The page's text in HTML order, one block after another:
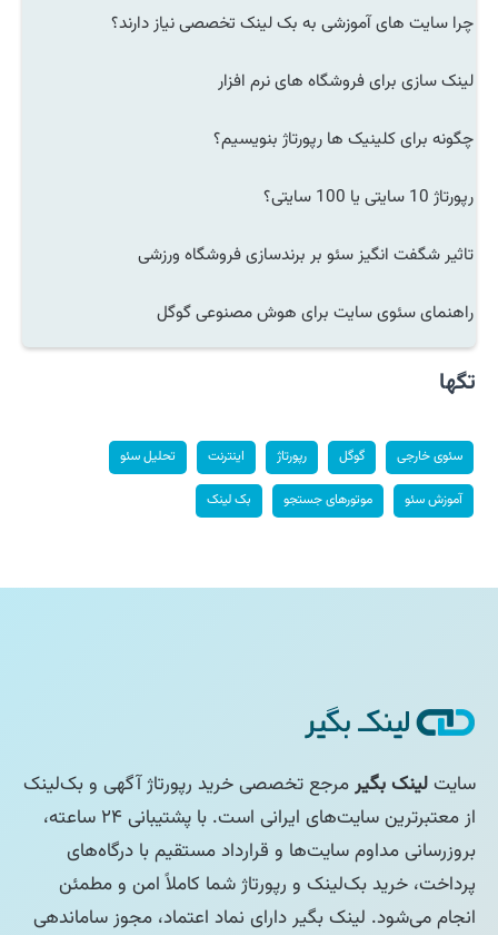
چرا سایت های آموزشی به بک لینک تخصصی نیاز دارند؟
لینک سازی برای فروشگاه های نرم افزار
چگونه برای کلینیک ها رپورتاژ بنویسیم؟
رپورتاژ 10 سایتی یا 100 سایتی؟
تاثیر شگفت انگیز سئو بر برندسازی فروشگاه ورزشی
راهنمای سئوی سایت برای هوش مصنوعی گوگل
تگها
سئوی خارجی گوگل رپورتاژ اینترنت تحلیل سئو
آموزش سئو موتورهای جستجو بک لینک
سایتلینک بگیرمرجع تخصصی خرید رپورتاژ آگهی و بک‌لینک
از معتبرترین سایت‌های ایرانی است. با پشتیبانی ۲۴ ساعته،
بروزرسانی مداوم سایت‌ها و قرارداد مستقیم با درگاه‌های
پرداخت، خرید بک‌لینک و رپورتاژ شما کاملاً امن و مطمئن
انجام می‌شود. لینک بگیر دارای نماد اعتماد، مجوز ساماندهی